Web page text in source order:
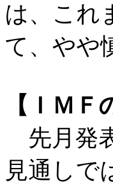
は、これ
て、やや
【ＩＭ
先月発
見通しで